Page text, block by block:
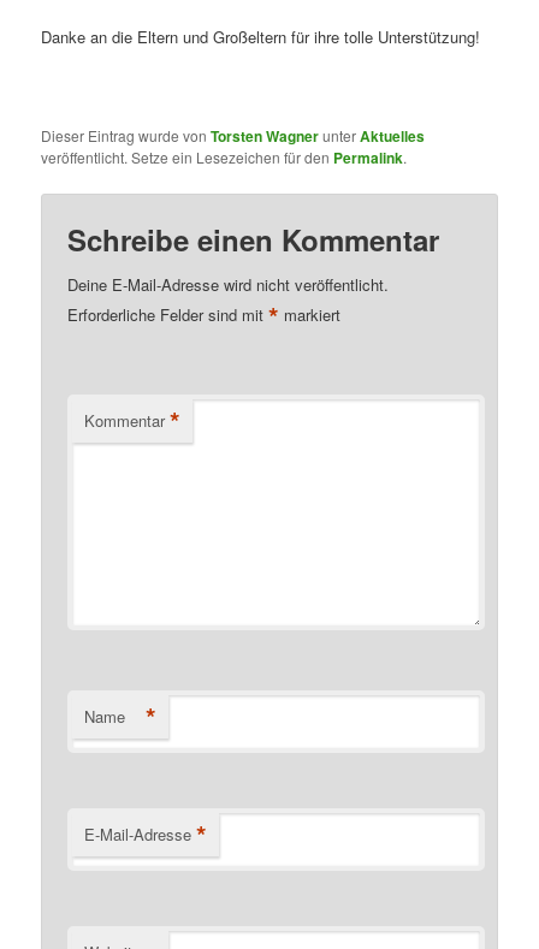
Danke an die Eltern und Großeltern für ihre tolle Unterstützung!
Dieser Eintrag wurde vonTorsten WagnerunterAktuelles
veröffentlicht. Setze ein Lesezeichen für den Permalink.
Schreibe einen Kommentar
Deine E-Mail-Adresse wird nicht veröffentlicht.
Erforderliche Felder sind mit* markiert
Kommentar *
Name *
E-Mail-Adresse *